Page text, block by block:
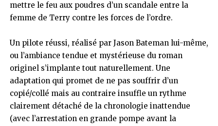
mettre le feu aux poudres d’un scandale entre la
femme de Terry contre les forces de l’ordre.
Un pilote réussi, réalisé par Jason Bateman lui-même,
ou l’ambiance tendue et mystérieuse du roman
originel s’implante tout naturellement. Une
adaptation qui promet de ne pas souffrir d’un
copié/collé mais au contraire insuffle un rythme
clairement détaché de la chronologie inattendue
(avec l’arrestation en grande pompe avant la